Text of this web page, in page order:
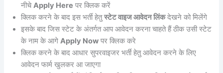
नीचे Apply Here पर क्लिक करें
क्लिक करने के बाद इस भर्ती हेतुस्टेट वाइज आवेदन लिंकदेखने को मिलेंगे
इसके बाद जिस स्टेट के अंतर्गत आप आवेदन करना चाहते हैं ठीक उसी स्टेट
के नाम के आगे Apply Now पर क्लिक करे
क्लिक करने के बाद आधार सुपरवाइजर भर्ती हेतु आवेदन करने के लिए
आवेदन फार्म खुलकर आ जाएगा